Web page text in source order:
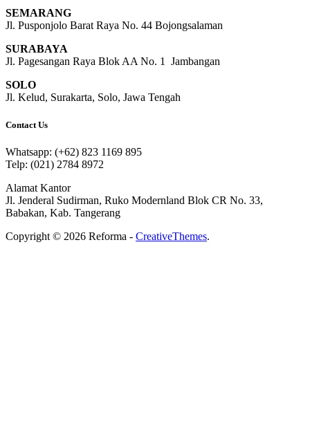
SEMARANG
Jl. Pusponjolo Barat Raya No. 44 Bojongsalaman
SURABAYA
Jl. Pagesangan Raya Blok AA No. 1 Jambangan
SOLO
Jl. Kelud, Surakarta, Solo, Jawa Tengah
Contact Us
Whatsapp: (+62) 823 1169 895
Telp: (021) 2784 8972
Alamat Kantor
Jl. Jenderal Sudirman, Ruko Modernland Blok CR No. 33,
Babakan, Kab. Tangerang
Copyright © 2026 Reforma - CreativeThemes.